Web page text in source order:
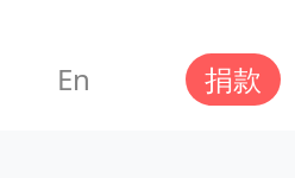
En 捐款